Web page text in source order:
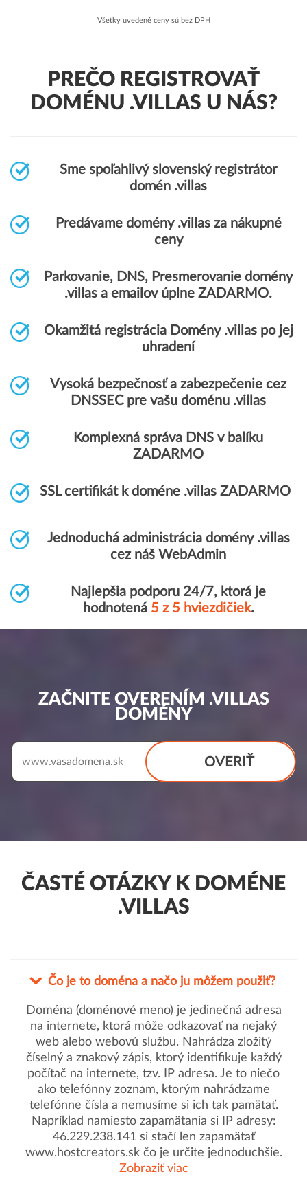
Všetky uvedené ceny sú bez DPH
PREČO REGISTROVAŤ
DOMÉNU .VILLAS U NÁS?
Sme spoľahlivý slovenský registrátor
domén .villas
Predávame domény .villas za nákupné
ceny
Parkovanie, DNS, Presmerovanie domény
.villas a emailov úplne ZADARMO.
Okamžitá registrácia Domény .villas po jej
uhradení
Vysoká bezpečnosť a zabezpečenie cez
DNSSEC pre vašu doménu .villas
Komplexná správa DNS v balíku
ZADARMO
SSL certifikát k doméne .villas ZADARMO
Jednoduchá administrácia domény .villas
cez náš WebAdmin
Najlepšia podporu 24/7, ktorá je
hodnotená 5 z 5 hviezdičiek.
ZAČNITE OVERENÍM .VILLAS
DOMÉNY
OVERIŤ
www.
ČASTÉ OTÁZKY K DOMÉNE
.VILLAS
Čo je to doména a načo ju môžem použiť?
Doména (doménové meno) je jedinečná adresa
na internete, ktorá môže odkazovať na nejaký
web alebo webovú službu. Nahrádza zložitý
číselný a znakový zápis, ktorý identifikuje každý
počítač na internete, tzv. IP adresa. Je to niečo
ako telefónny zoznam, ktorým nahrádzame
telefónne čísla a nemusíme si ich tak pamätať.
Napríklad namiesto zapamätania si IP adresy:
46.229.238.141 si stačí len zapamätať
www.hostcreators.sk čo je určite jednoduchšie.
Zobraziť viac